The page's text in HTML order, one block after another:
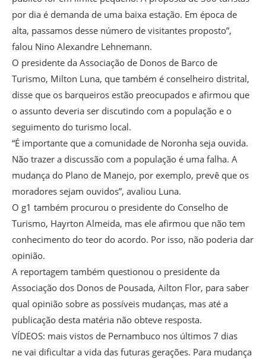
por dia é demanda de uma baixa estação. Em época de
alta, passamos desse número de visitantes proposto”,
falou Nino Alexandre Lehnemann.
O presidente da Associação de Donos de Barco de
Turismo, Milton Luna, que também é conselheiro distrital,
disse que os barqueiros estão preocupados e afirmou que
o assunto deveria ser discutindo com a população e o
seguimento do turismo local.
“É importante que a comunidade de Noronha seja ouvida.
Não trazer a discussão com a população é uma falha. A
mudança do Plano de Manejo, por exemplo, prevê que os
moradores sejam ouvidos”, avaliou Luna.
O g1 também procurou o presidente do Conselho de
Turismo, Hayrton Almeida, mas ele afirmou que não tem
conhecimento do teor do acordo. Por isso, não poderia dar
opinião.
A reportagem também questionou o presidente da
Associação dos Donos de Pousada, Ailton Flor, para saber
qual opinião sobre as possíveis mudanças, mas até a
publicação desta matéria não obteve resposta.
VÍDEOS: mais vistos de Pernambuco nos últimos 7 dias
ne vai dificultar a vida das futuras gerações. Para mudança